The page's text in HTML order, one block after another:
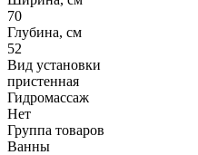
70
Глубина, см
52
Вид установки
пристенная
Гидромассаж
Нет
Группа товаров
Ванны